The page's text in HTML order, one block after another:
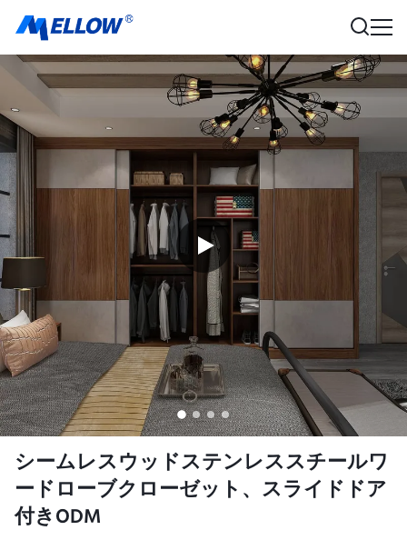
シームレスウッドステンレススチールワ
ードローブクローゼット、スライドドア
付きODM